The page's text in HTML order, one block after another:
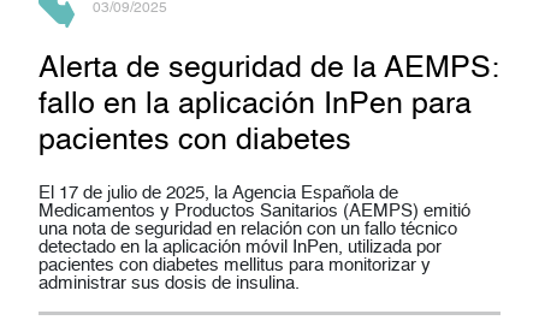
03/09/2025
Alerta de seguridad de la AEMPS:
fallo en la aplicación InPen para
pacientes con diabetes
El 17 de julio de 2025, la Agencia Española de
Medicamentos y Productos Sanitarios (AEMPS) emitió
una nota de seguridad en relación con un fallo técnico
detectado en la aplicación móvil InPen, utilizada por
pacientes con diabetes mellitus para monitorizar y
administrar sus dosis de insulina.